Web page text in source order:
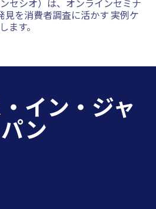
セシオ）は、オンラインセミナ
見を消費者調査に活かす 実例ケ
ます。
イン・ジャ
パン